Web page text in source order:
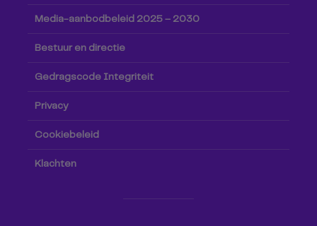
Media-aanbodbeleid 2025 – 2030
Bestuur en directie
Gedragscode Integriteit
Privacy
Cookiebeleid
Klachten